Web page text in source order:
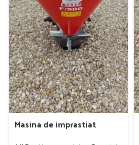
Masina de imprastiat